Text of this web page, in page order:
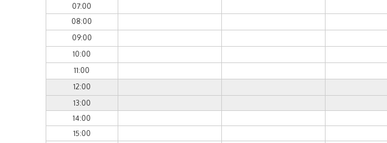
07:00
08:00
09:00
10:00
11:00
12:00
13:00
14:00
15:00